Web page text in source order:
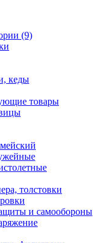
(9)
кеды
товары
толстовки
и самообороны